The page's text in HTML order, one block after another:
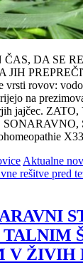
ČAS, DA SE
JIH
rovov:
na
jajčec.
Aktualne
rešitve pred
V ŽIVIH